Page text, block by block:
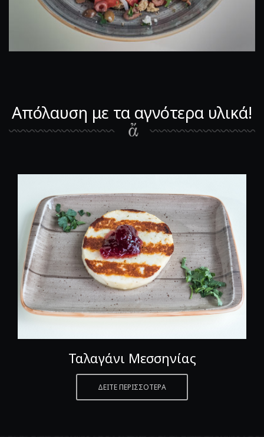
Απόλαυση με τα αγνότερα υλικά!
Ταλαγάνι Μεσσηνίας
ΔΕΙΤΕ ΠΕΡΙΣΣΟΤΕΡΑ